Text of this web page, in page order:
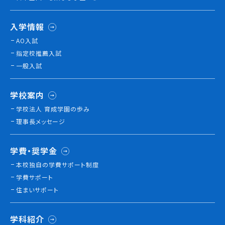
入学情報
AO入試
指定校推薦入試
一般入試
学校案内
学校法人 育成学園の歩み
理事長メッセージ
学費・奨学金
本校独⾃の学費サポート制度
学費サポート
住まいサポート
学科紹介